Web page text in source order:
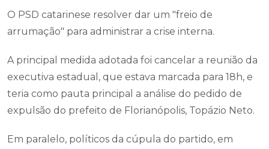
O PSD catarinese resolver dar um "freio de
arrumação" para administrar a crise interna.
A principal medida adotada foi cancelar a reunião da
executiva estadual, que estava marcada para 18h, e
teria como pauta principal a análise do pedido de
expulsão do prefeito de Florianópolis, Topázio Neto.
Em paralelo, políticos da cúpula do partido, em